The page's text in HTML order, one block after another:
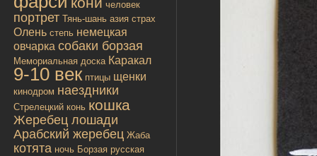
человек
портрет Тянь-шань азия страх
Олень степь немецкая
овчарка собаки борзая
Мемориальная доска Каракал
9-10 век птицы щенки
кинодром наездники
Стрелецкий конь кошка
Жеребец лошади
Арабский жеребец Жаба
котята ночь Борзая русская